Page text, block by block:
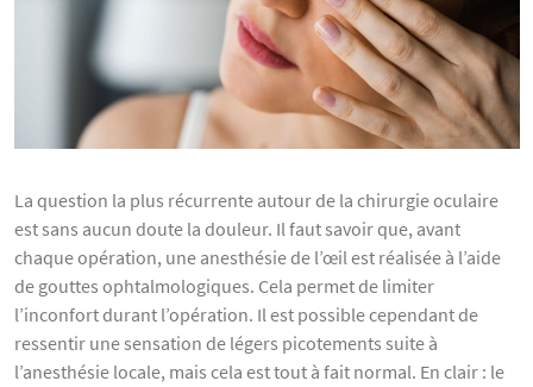
La question la plus récurrente autour de la chirurgie oculaire
est sans aucun doute la douleur. Il faut savoir que, avant
chaque opération, une anesthésie de l’œil est réalisée à l’aide
de gouttes ophtalmologiques. Cela permet de limiter
l’inconfort durant l’opération. Il est possible cependant de
ressentir une sensation de légers picotements suite à
l’anesthésie locale, mais cela est tout à fait normal. En clair : le